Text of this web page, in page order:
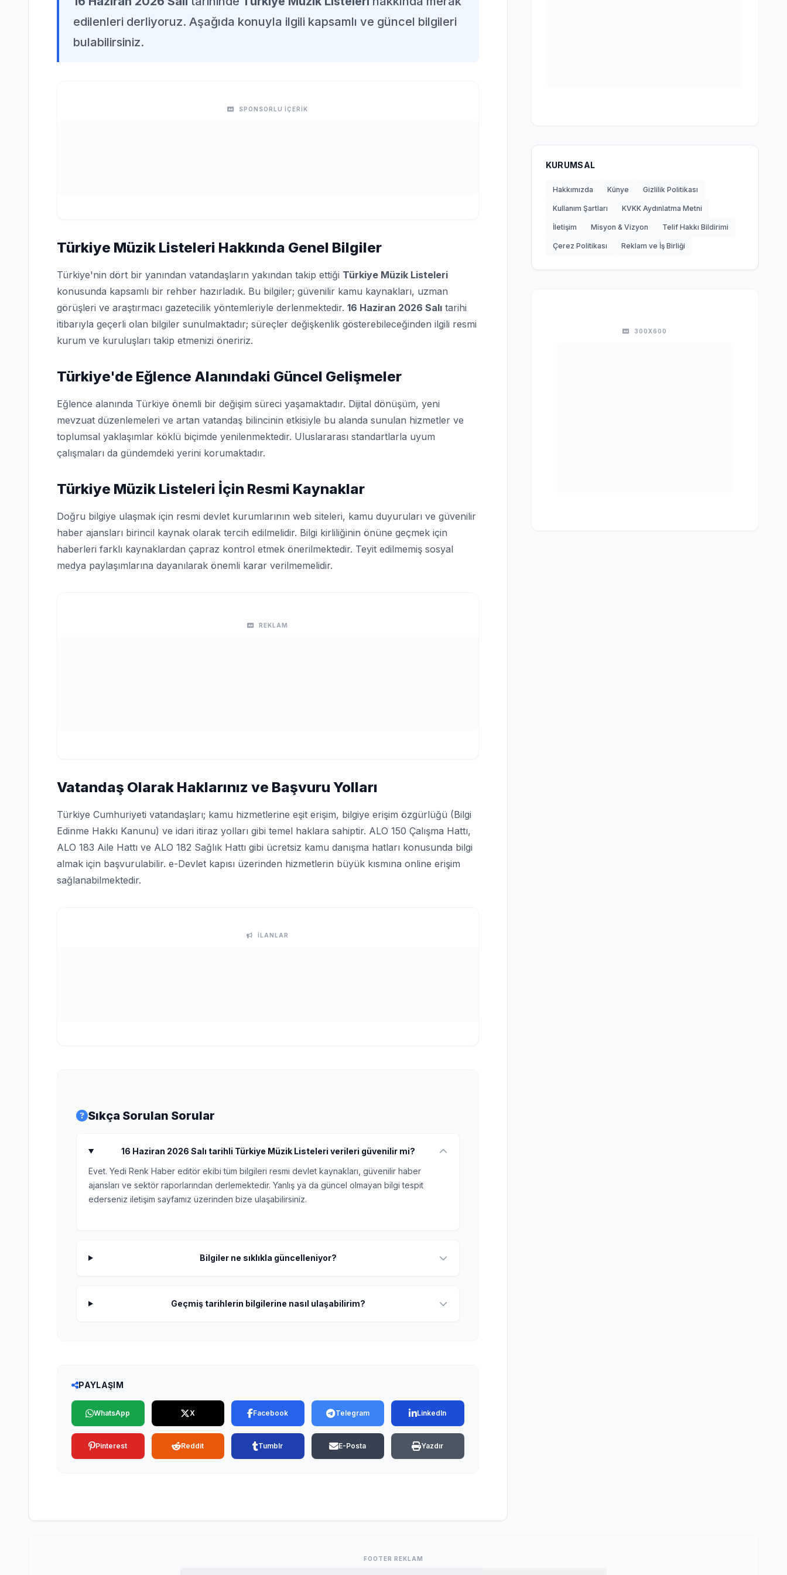
edilenleri derliyoruz. Aşağıda konuyla ilgili kapsamlı ve güncel bilgileri
bulabilirsiniz.
SPONSORLU İÇERİK
Türkiye Müzik Listeleri Hakkında Genel Bilgiler
Türkiye'nin dört bir yanından vatandaşların yakından takip ettiği Türkiye Müzik Listeleri
konusunda kapsamlı bir rehber hazırladık. Bu bilgiler; güvenilir kamu kaynakları, uzman
görüşleri ve araştırmacı gazetecilik yöntemleriyle derlenmektedir. 16 Haziran 2026 Salı tarihi
itibarıyla geçerli olan bilgiler sunulmaktadır; süreçler değişkenlik gösterebileceğinden ilgili resmi
kurum ve kuruluşları takip etmenizi öneririz.
Türkiye'de Eğlence Alanındaki Güncel Gelişmeler
Eğlence alanında Türkiye önemli bir değişim süreci yaşamaktadır. Dijital dönüşüm, yeni
mevzuat düzenlemeleri ve artan vatandaş bilincinin etkisiyle bu alanda sunulan hizmetler ve
toplumsal yaklaşımlar köklü biçimde yenilenmektedir. Uluslararası standartlarla uyum
çalışmaları da gündemdeki yerini korumaktadır.
Türkiye Müzik Listeleri İçin Resmi Kaynaklar
Doğru bilgiye ulaşmak için resmi devlet kurumlarının web siteleri, kamu duyuruları ve güvenilir
haber ajansları birincil kaynak olarak tercih edilmelidir. Bilgi kirliliğinin önüne geçmek için
haberleri farklı kaynaklardan çapraz kontrol etmek önerilmektedir. Teyit edilmemiş sosyal
medya paylaşımlarına dayanılarak önemli karar verilmemelidir.
REKLAM
Vatandaş Olarak Haklarınız ve Başvuru Yolları
Türkiye Cumhuriyeti vatandaşları; kamu hizmetlerine eşit erişim, bilgiye erişim özgürlüğü (Bilgi
Edinme Hakkı Kanunu) ve idari itiraz yolları gibi temel haklara sahiptir. ALO 150 Çalışma Hattı,
ALO 183 Aile Hattı ve ALO 182 Sağlık Hattı gibi ücretsiz kamu danışma hatları konusunda bilgi
almak için başvurulabilir. e-Devlet kapısı üzerinden hizmetlerin büyük kısmına online erişim
sağlanabilmektedir.
İLANLAR
Sıkça Sorulan Sorular
16 Haziran 2026 Salı tarihli Türkiye Müzik Listeleri verileri güvenilir mi?
Evet. Yedi Renk Haber editör ekibi tüm bilgileri resmi devlet kaynakları, güvenilir haber
ajansları ve sektör raporlarından derlemektedir. Yanlış ya da güncel olmayan bilgi tespit
ederseniz iletişim sayfamız üzerinden bize ulaşabilirsiniz.
Bilgiler ne sıklıkla güncelleniyor?
Geçmiş tarihlerin bilgilerine nasıl ulaşabilirim?
PAYLAŞIM
WhatsApp X Facebook Telegram LinkedIn
Pinterest Reddit Tumblr E-Posta Yazdır
KURUMSAL
Hakkımızda Künye Gizlilik Politikası
Kullanım Şartları KVKK Aydınlatma Metni
İletişim Misyon & Vizyon Telif Hakkı Bildirimi
Çerez Politikası Reklam ve İş Birliği
300X600
FOOTER REKLAM